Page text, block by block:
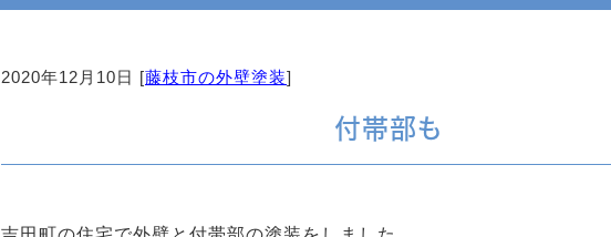
2020年12月10日 [藤枝市の外壁塗装]
付帯部も